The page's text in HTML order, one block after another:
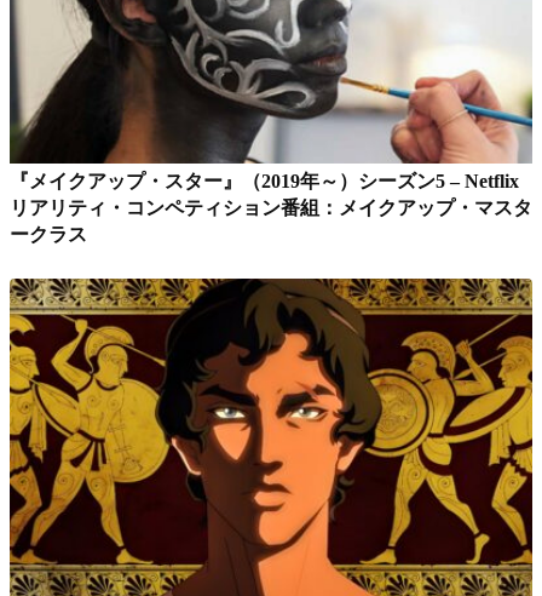
『メイクアップ・スター』（2019年～）シーズン5 – Netflix
リアリティ・コンペティション番組：メイクアップ・マスタ
ークラス